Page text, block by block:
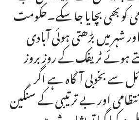
کو بھی بچایا جا سکے۔حکومت
شہر میں بڑھتی ہوئی آبادی
ہوئے ٹریفک کے روز بروز
سے بخوبی آگاہ ہے اگر
اور بے ترتیبی کے سنگین